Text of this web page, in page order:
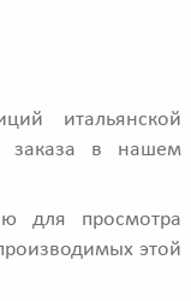
итальянской
заказа в нашем
для просмотра
этой